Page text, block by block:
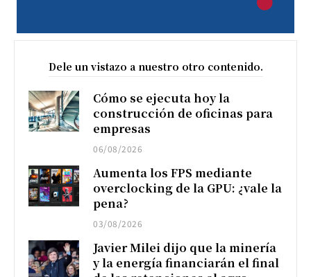
Dele un vistazo a nuestro otro contenido.
Cómo se ejecuta hoy la
construcción de oficinas para
empresas
06/08/2026
Aumenta los FPS mediante
overclocking de la GPU: ¿vale la
pena?
03/08/2026
Javier Milei dijo que la minería
y la energía financiarán el final